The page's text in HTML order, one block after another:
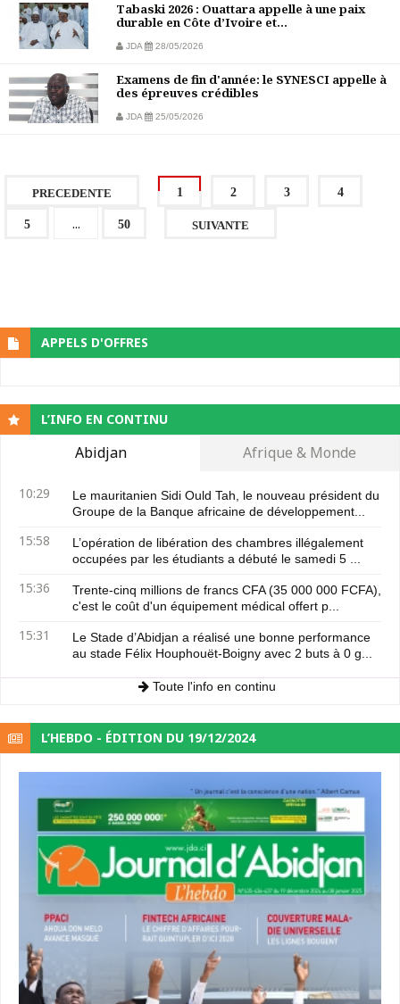
Tabaski 2026 : Ouattara appelle à une paix
durable en Côte d’Ivoire et...
JDA 28/05/2026
Examens de fin d'année: le SYNESCI appelle à
des épreuves crédibles
JDA 25/05/2026
PRECEDENTE 1 2 3 4
5 ... 50 SUIVANTE
APPELS D'OFFRES
L’INFO EN CONTINU
Abidjan Afrique & Monde
10:29
Le mauritanien Sidi Ould Tah, le nouveau président du
Groupe de la Banque africaine de développement...
15:58
L’opération de libération des chambres illégalement
occupées par les étudiants a débuté le samedi 5 ...
15:36
Trente-cinq millions de francs CFA (35 000 000 FCFA),
c'est le coût d'un équipement médical offert p...
15:31
Le Stade d’Abidjan a réalisé une bonne performance
au stade Félix Houphouët-Boigny avec 2 buts à 0 g...
Toute l'info en continu
L’HEBDO - ÉDITION DU 19/12/2024